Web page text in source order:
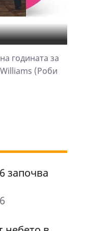
годината за
(Роби
започва